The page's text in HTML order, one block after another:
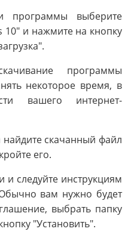
программы выберите
10" и нажмите на кнопку
программы
некоторое время, в
вашего интернет-
скачанный файл
его.
и следуйте инструкциям
вам нужно будет
выбрать папку
"Установить".